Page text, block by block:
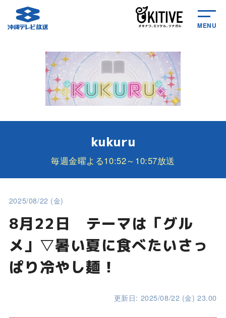
MENU
kukuru
毎週金曜よる10:52～10:57放送
2025/08/22 (金)
8月22日 テーマは「グル
メ」▽暑い夏に食べたいさっ
ぱり冷やし麺！
更新日: 2025/08/22 (金) 23.00